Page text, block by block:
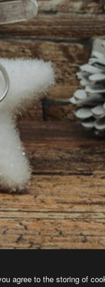
agree to the storing of